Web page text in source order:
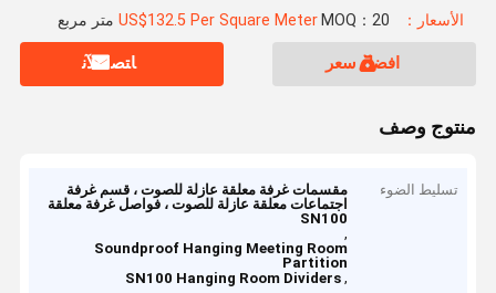
الأسعار：US$132.5 Per Square Meter MOQ：20 متر مربع
افضل سعر ﺎﺘﺼﻟ ﺍﻶﻧ
منتوج وصف
تسليط الضوء
مقسمات غرفة معلقة عازلة للصوت ، قسم غرفة
اجتماعات معلقة عازلة للصوت ، فواصل غرفة معلقة
SN100
,
Soundproof Hanging Meeting Room
Partition
,
SN100 Hanging Room Dividers